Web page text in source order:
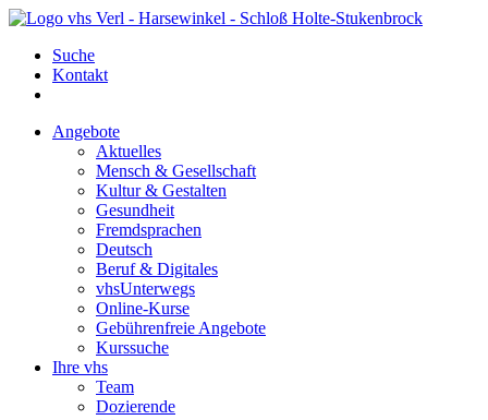
Suche
Kontakt
Angebote
Aktuelles
Mensch & Gesellschaft
Kultur & Gestalten
Gesundheit
Fremdsprachen
Deutsch
Beruf & Digitales
vhsUnterwegs
Online-Kurse
Gebührenfreie Angebote
Kurssuche
Ihre vhs
Team
Dozierende